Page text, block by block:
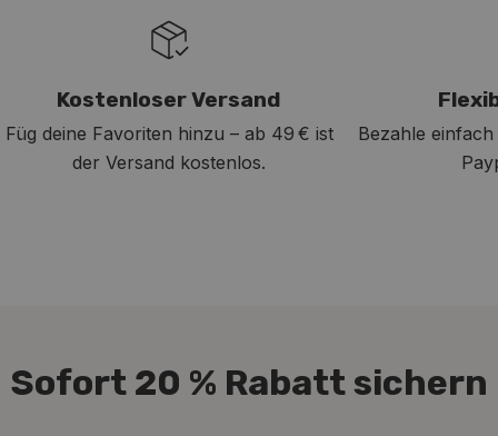
Kostenloser Versand
Füg deine Favoriten hinzu – ab 49 € ist
der Versand kostenlos.
Bezahle
Sofort 20 % Rabatt sichern